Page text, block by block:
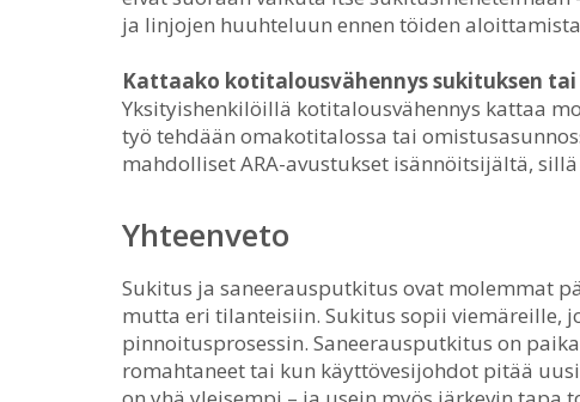
ja linjojen huuhteluun ennen töiden
Kattaako kotitalousvähennys sukituksen
Yksityishenkilöillä kotitalousvähennys kattaa
työ tehdään omakotitalossa tai
mahdolliset ARA-avustukset isännöitsijältä,
Yhteenveto
Sukitus ja saneerausputkitus ovat molemmat
mutta eri tilanteisiin. Sukitus sopii viemäreille,
pinnoitusprosessin. Saneerausputkitus on
romahtaneet tai kun käyttövesijohdot pitää